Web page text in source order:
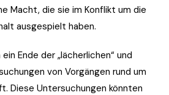
Macht, die sie im Konflikt um die
ausgespielt haben.
Ende der „lächerlichen“ und
von Vorgängen rund um
Diese Untersuchungen könnten